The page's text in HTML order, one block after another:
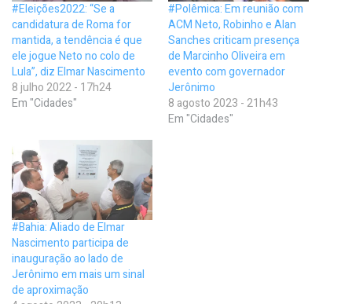
#Eleições2022: “Se a
candidatura de Roma for
mantida, a tendência é que
ele jogue Neto no colo de
Lula”, diz Elmar Nascimento
8 julho 2022 - 17h24
Em "Cidades"
#Polêmica: Em reunião com
ACM Neto, Robinho e Alan
Sanches criticam presença
de Marcinho Oliveira em
evento com governador
Jerônimo
8 agosto 2023 - 21h43
Em "Cidades"
#Bahia: Aliado de Elmar
Nascimento participa de
inauguração ao lado de
Jerônimo em mais um sinal
de aproximação